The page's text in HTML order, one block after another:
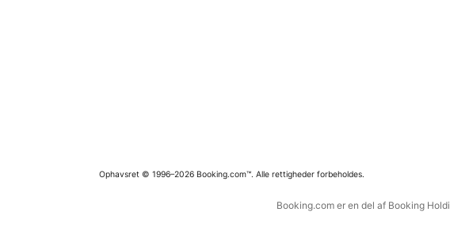
Ophavsret © 1996–2026 Booking.com™. Alle rettigheder forbeholdes.
Booking.com er en del af Booking